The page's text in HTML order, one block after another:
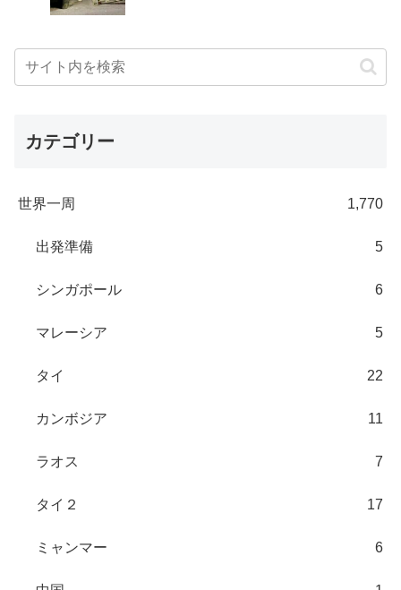
カテゴリー
世界一周 1,770
出発準備 5
シンガポール 6
マレーシア 5
タイ 22
カンボジア 11
ラオス 7
タイ２ 17
ミャンマー 6